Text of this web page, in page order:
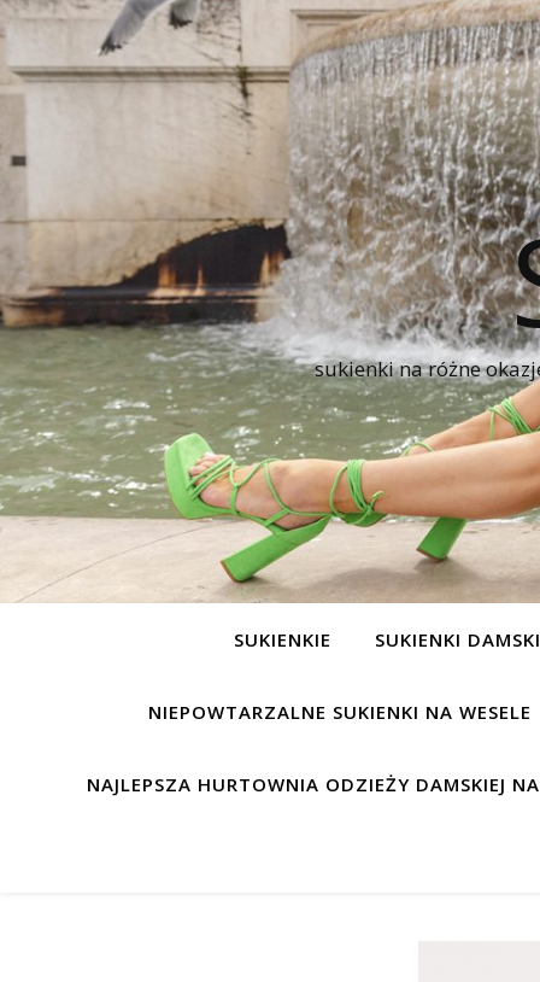
sukienki na różne
SUKIENKIE SUKIENKI
NIEPOWTARZALNE SUKIENKI NA WESELE
NAJLEPSZA HURTOWNIA ODZIEŻY DAMSKIEJ